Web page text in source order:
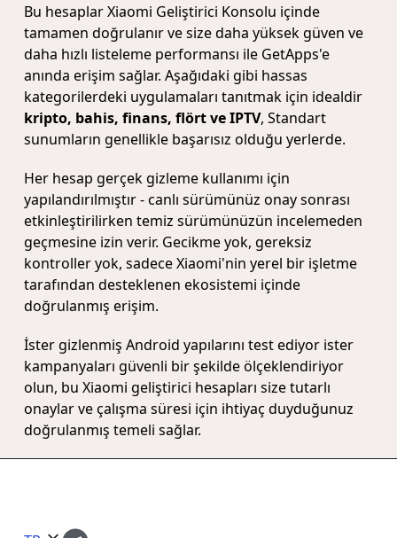
Bu hesaplar Xiaomi Geliştirici Konsolu içinde
tamamen doğrulanır ve size daha yüksek güven ve
daha hızlı listeleme performansı ile GetApps'e
anında erişim sağlar. Aşağıdaki gibi hassas
kategorilerdeki uygulamaları tanıtmak için idealdir
kripto, bahis, finans, flört ve IPTV, Standart
sunumların genellikle başarısız olduğu yerlerde.
Her hesap gerçek gizleme kullanımı için
yapılandırılmıştır - canlı sürümünüz onay sonrası
etkinleştirilirken temiz sürümünüzün incelemeden
geçmesine izin verir. Gecikme yok, gereksiz
kontroller yok, sadece Xiaomi'nin yerel bir işletme
tarafından desteklenen ekosistemi içinde
doğrulanmış erişim.
İster gizlenmiş Android yapılarını test ediyor ister
kampanyaları güvenli bir şekilde ölçeklendiriyor
olun, bu Xiaomi geliştirici hesapları size tutarlı
onaylar ve çalışma süresi için ihtiyaç duyduğunuz
doğrulanmış temeli sağlar.